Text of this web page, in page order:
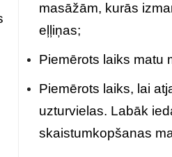
masāžām, kurās
eļļiņas;
Piemērots laiks matu
Piemērots laiks, lai
uzturvielas. Labāk
skaistumkopšanas